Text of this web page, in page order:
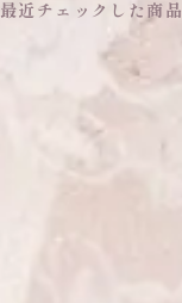
最近チェックした商品